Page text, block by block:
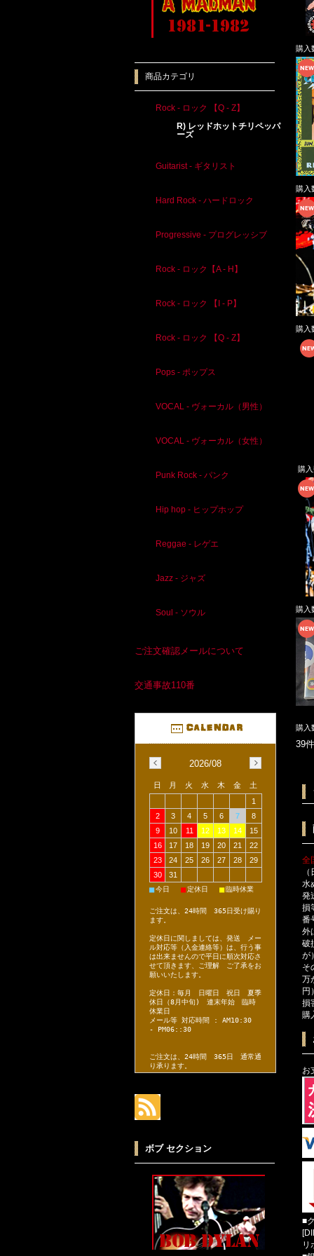
購入
購入
購入
購
購入
購入
39
全
水
発
損
番
外
破
が
そ
万
円
損
購
お
■
リ
商品カテゴリ
Rock - ロック 【Q - Z】
R) レッドホットチリペッパ
ーズ
Guitarist - ギタリスト
Hard Rock - ハードロック
Progressive - プログレッシブ
Rock - ロック【A - H】
Rock - ロック 【I - P】
Rock - ロック 【Q - Z】
Pops - ポップス
VOCAL - ヴォーカル（男性）
VOCAL - ヴォーカル（女性）
Punk Rock - パンク
Hip hop - ヒップホップ
Reggae - レゲエ
Jazz - ジャズ
Soul - ソウル
ご注文確認メールについて
交通事故110番
2026/08
日 月 火 水 木 金
土
1
2
3 4 5 6 7
8
9
10 11 12 13 14
15
16
17 18 19 20 21
22
23
24 25 26 27 28
29
30
31
■今日 ■定休日 ■臨時休業
ご注文は、24時間 365日受け賜り
ます。
定休日に関しましては、発送 メー
ル対応等（入金連絡等）は、行う事
は出来ませんので平日に順次対応さ
せて頂きます、ご理解 ご了承をお
願いいたします。
定休日：毎月 日曜日 祝日 夏季
休日（8月中旬) 連末年始 臨時
休業日
メール等 対応時間 : AM10:30
- PM06::30
ご注文は、24時間 365日 通常通
り承ります。
ボブ セクション